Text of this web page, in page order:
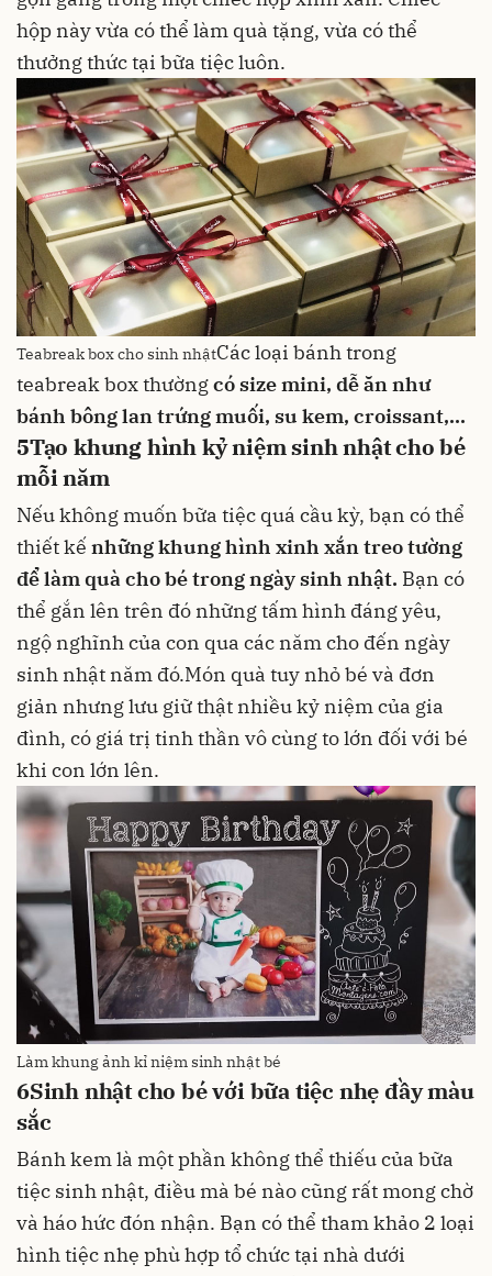
hộp này vừa có thể làm quà tặng, vừa có thể
thưởng thức tại bữa tiệc luôn.
Teabreak box cho sinh nhậtCác loại bánh trong
teabreak box thườngcó size mini, dễ ăn như
bánh bông lan trứng muối, su kem, croissant,...
5Tạo khung hình kỷ niệm sinh nhật cho bé
mỗi năm
Nếu không muốn bữa tiệc quá cầu kỳ, bạn có thể
thiết kế những khung hình xinh xắn treo tường
để làm quà cho bé trong ngày sinh nhật. Bạn có
thể gắn lên trên đó những tấm hình đáng yêu,
ngộ nghĩnh của con qua các năm cho đến ngày
sinh nhật năm đó.Món quà tuy nhỏ bé và đơn
giản nhưng lưu giữ thật nhiều kỷ niệm của gia
đình, có giá trị tinh thần vô cùng to lớn đối với bé
khi con lớn lên.
Làm khung ảnh kỉ niệm sinh nhật bé
6Sinh nhật cho bé với bữa tiệc nhẹ đầy màu
sắc
Bánh kem là một phần không thể thiếu của bữa
tiệc sinh nhật, điều mà bé nào cũng rất mong chờ
và háo hức đón nhận. Bạn có thể tham khảo 2 loại
hình tiệc nhẹ phù hợp tổ chức tại nhà dưới